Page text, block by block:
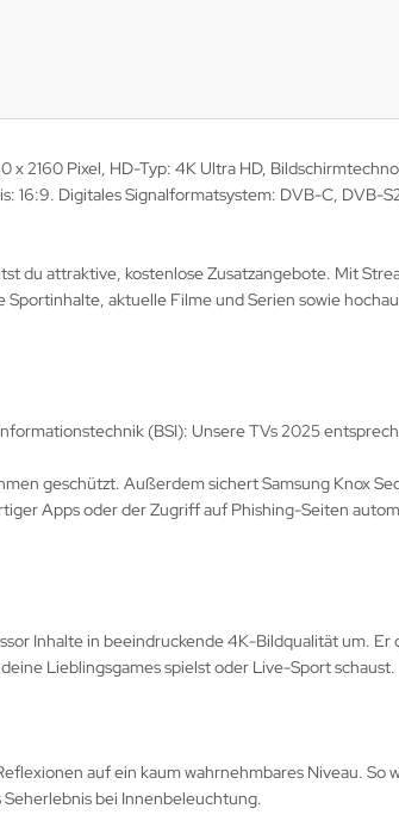
x 2160 Pixel, HD-Typ: 4K Ultra HD,
16:9. Digitales Signalformatsystem: DVB-C, DVB-
du attraktive, kostenlose Zusatzangebote. Mit
aktuelle Filme und Serien sowie
(BSI): Unsere TVs 2025
geschützt. Außerdem sichert Samsung Knox
Apps oder der Zugriff auf Phishing-Seiten
Inhalte in beeindruckende 4K-Bildqualität um.
Lieblingsgames spielst oder Live-Sport schaust.
auf ein kaum wahrnehmbares Niveau. So
bei Innenbeleuchtung.